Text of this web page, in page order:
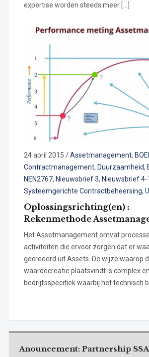
Anouncement: Partnership
expertise worden steeds meer […]
24 april 2015 /Assetmanagement, BOEI
Contractmanagement, Duurzaamheid,
NEN2767, Nieuwsbrief 3, Nieuwsbrief 4-
Systeemgerichte Contractbeheersing,
Oplossingsrichting(en) :
Rekenmethode
Het Assetmanagement omvat
activiteiten die ervoor zorgen dat er
gecreëerd uit Assets. De wijze waarop
waardecreatie plaatsvindt is complex en
bedrijfsspecifiek waarbij het technisch